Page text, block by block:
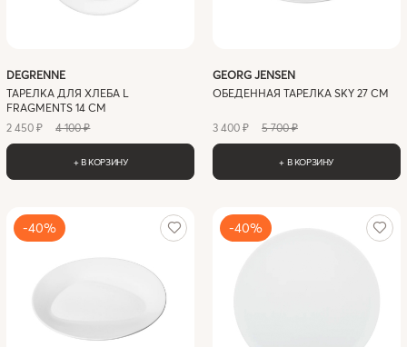
DEGRENNE
ТАРЕЛКА ДЛЯ ХЛЕБА L
FRAGMENTS 14 СМ
2 450 ₽
4 100 ₽
+ В КОРЗИНУ
GEORG JENSEN
ОБЕДЕННАЯ ТАРЕЛКА SKY 27 СМ
3 400 ₽ 5 700 ₽
+ В КОРЗИНУ
-40% -40%